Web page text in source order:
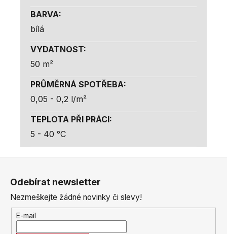
BARVA:
bílá
VYDATNOST:
50 m²
PRŮMĚRNÁ SPOTŘEBA:
0,05 - 0,2 l/m²
TEPLOTA PŘI PRÁCI:
5 - 40 °C
Odebírat newsletter
Nezmeškejte žádné novinky či slevy!
E-mail